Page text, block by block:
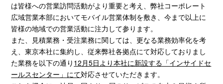
は皆様への営業訪問活動がより重要と考え、弊社コーポレート
広域営業本部においてモバイル営業体制を敷き、今まで以上に
皆様の地域での営業活動に注力して参ります。
また、見積業務・受注業務に関しては、更なる業務効率化を考
え、東京本社に集約し、従来弊社各拠点にて対応しておりまし
た業務を以下の通り 12月5日より本社に新設する「インサイドセ
ールスセンター」にて対応させていただきます。